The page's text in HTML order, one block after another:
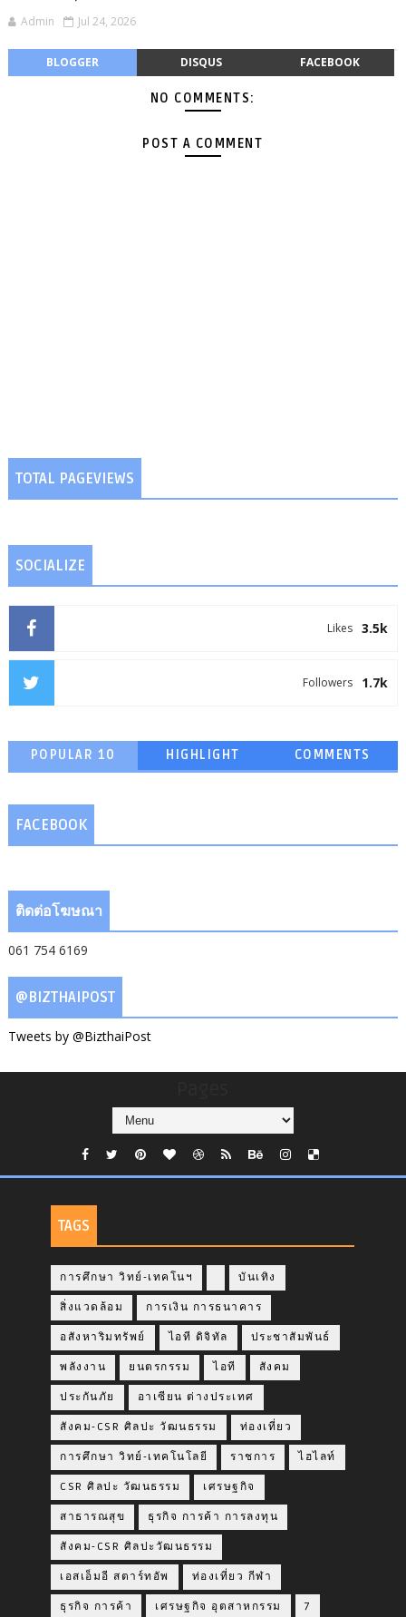
Admin Jul 24, 2026
BLOGGER DISQUS FACEBOOK
NO COMMENTS:
POST A COMMENT
TOTAL PAGEVIEWS
SOCIALIZE
3.5k
Likes
1.7k
Followers
POPULAR 10 HIGHLIGHT COMMENTS
FACEBOOK
ติดต่อโฆษณา
061 754 6169
@BIZTHAIPOST
Tweets by @BizthaiPost
TAGS
การศึกษา วิทย์-เทคโนฯ บันเทิง
สิ่งแวดล้อม การเงิน การธนาคาร
อสังหาริมทรัพย์ ไอที ดิจิทัล ประชาสัมพันธ์
พลังงาน ยนตรกรรม ไอที สังคม
ประกันภัย อาเซียน ต่างประเทศ
สังคม-CSR ศิลปะ วัฒนธรรม ท่องเที่ยว
การศึกษา วิทย์-เทคโนโลยี ราชการ ไฮไลท์
CSR ศิลปะ วัฒนธรรม เศรษฐกิจ
สาธารณสุข ธุรกิจ การค้า การลงทุน
สังคม-CSR ศิลปะวัฒนธรรม
เอสเอ็มอี สตาร์ทอัพ ท่องเที่ยว กีฬา
ธุรกิจ การค้า เศรษฐกิจ อุตสาหกรรม 7